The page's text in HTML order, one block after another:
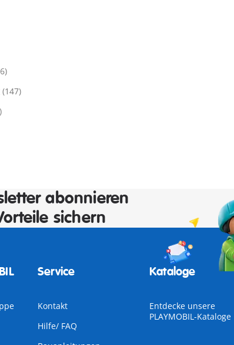
(147)
abonnieren
sichern
Service
Kontakt
Hilfe/ FAQ
Kataloge
Entdecke unsere
PLAYMOBIL-Kataloge